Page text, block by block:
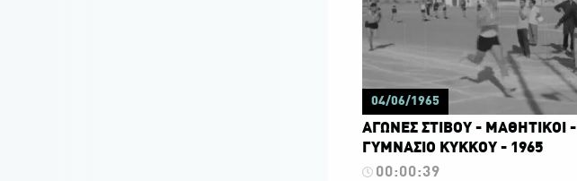
04/06/1965
ΑΓΩΝΕΣ ΣΤΙΒΟΥ - ΜΑΘΗΤΙΚΟΙ -
ΓΥΜΝΑΣΙΟ ΚΥΚΚΟΥ - 1965
00:00:39